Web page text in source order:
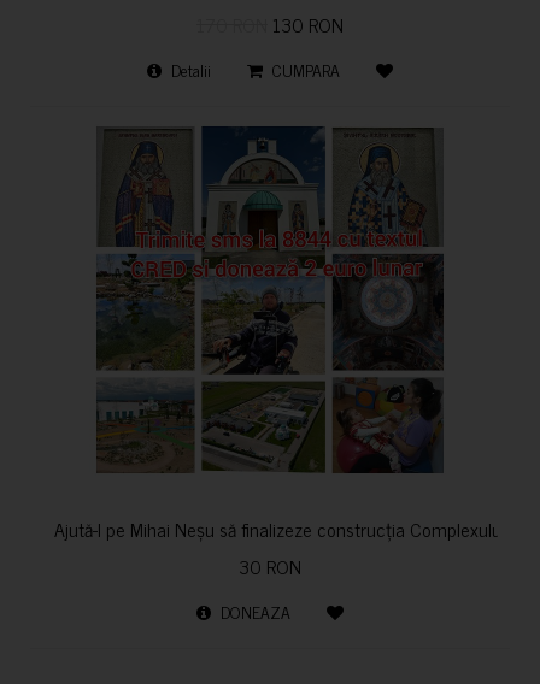
130 RON
Detalii CUMPARA
Ajută-l pe Mihai Neșu să finalizeze construcția Complexului
30 RON
DONEAZA